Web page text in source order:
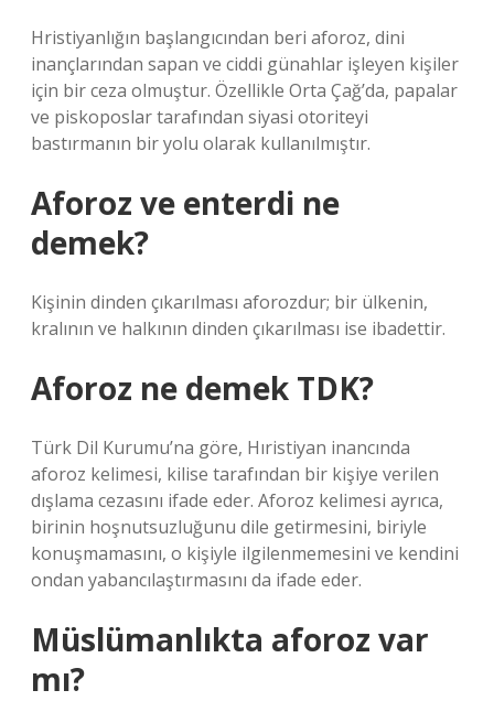
Hristiyanlığın başlangıcından beri aforoz, dini
inançlarından sapan ve ciddi günahlar işleyen kişiler
için bir ceza olmuştur. Özellikle Orta Çağ’da, papalar
ve piskoposlar tarafından siyasi otoriteyi
bastırmanın bir yolu olarak kullanılmıştır.
Aforoz ve enterdi ne
demek?
Kişinin dinden çıkarılması aforozdur; bir ülkenin,
kralının ve halkının dinden çıkarılması ise ibadettir.
Aforoz ne demek TDK?
Türk Dil Kurumu’na göre, Hıristiyan inancında
aforoz kelimesi, kilise tarafından bir kişiye verilen
dışlama cezasını ifade eder. Aforoz kelimesi ayrıca,
birinin hoşnutsuzluğunu dile getirmesini, biriyle
konuşmamasını, o kişiyle ilgilenmemesini ve kendini
ondan yabancılaştırmasını da ifade eder.
Müslümanlıkta aforoz var
mı?